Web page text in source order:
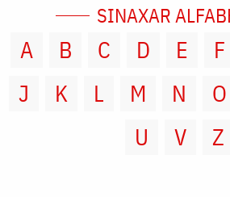
SINAXAR
A B C D E F
J
K L M N O
U
V Z